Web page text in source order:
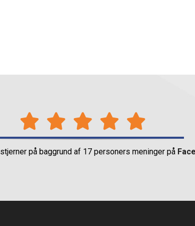
stjerner på baggrund af 17 personers meninger på​